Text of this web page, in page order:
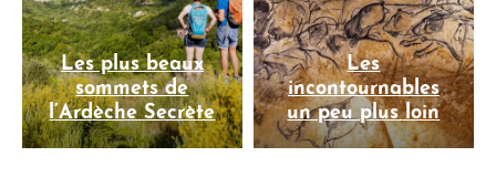
Les plus beaux
sommets de
l’Ardèche Secrète
Les
incontournables
un peu plus loin